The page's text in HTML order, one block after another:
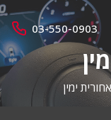
03-550-0903
ימין